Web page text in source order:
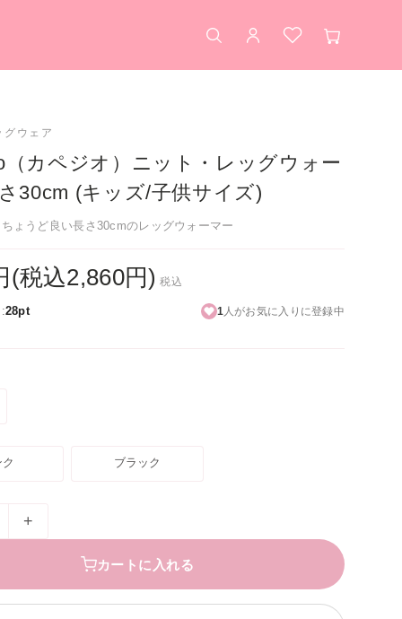
検索 アカウントお気に入り
カート
ウェア
（カペジオ）ニット・レッグウォー
30cm (キッズ/子供サイズ)
ょうど良い長さ30cmのレッグウォーマー
(税込2,860円) 税込
28pt 1 人がお気に入りに登録中
ブラック
+
カートに入れる